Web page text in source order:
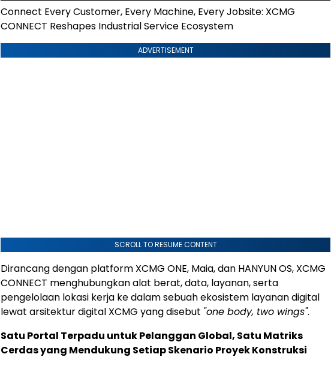
Connect Every Customer, Every Machine, Every Jobsite: XCMG
CONNECT Reshapes Industrial Service Ecosystem
ADVERTISEMENT
SCROLL TO RESUME CONTENT
Dirancang dengan platform XCMG ONE, Maia, dan HANYUN OS, XCMG
CONNECT menghubungkan alat berat, data, layanan, serta
pengelolaan lokasi kerja ke dalam sebuah ekosistem layanan digital
lewat arsitektur digital XCMG yang disebut "one body, two wings".
Satu Portal Terpadu untuk Pelanggan Global, Satu Matriks
Cerdas yang Mendukung Setiap Skenario Proyek Konstruksi